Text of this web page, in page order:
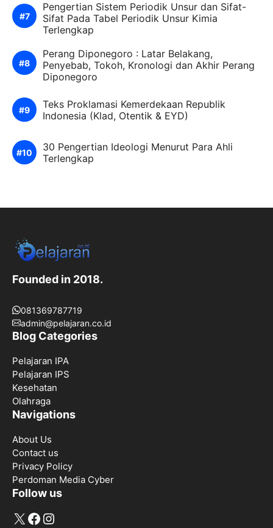
Pengertian Sistem Periodik Unsur dan Sifat-
Sifat Pada Tabel Periodik Unsur Kimia
Terlengkap
Perang Diponegoro : Latar Belakang,
Penyebab, Tokoh, Kronologi dan Akhir Perang
Diponegoro
Teks Proklamasi Kemerdekaan Republik
Indonesia (Klad, Otentik & EYD)
30 Pengertian Ideologi Menurut Para Ahli
Terlengkap
Founded in 2018.
081369787719
admin@pelajaran.co.id
Blog Categories
Pelajaran IPA
Pelajaran IPS
Kesehatan
Olahraga
Navigations
About Us
Contact us
Privacy Policy
Perdoman Media Cyber
Follow us
X Facebook
Instagram